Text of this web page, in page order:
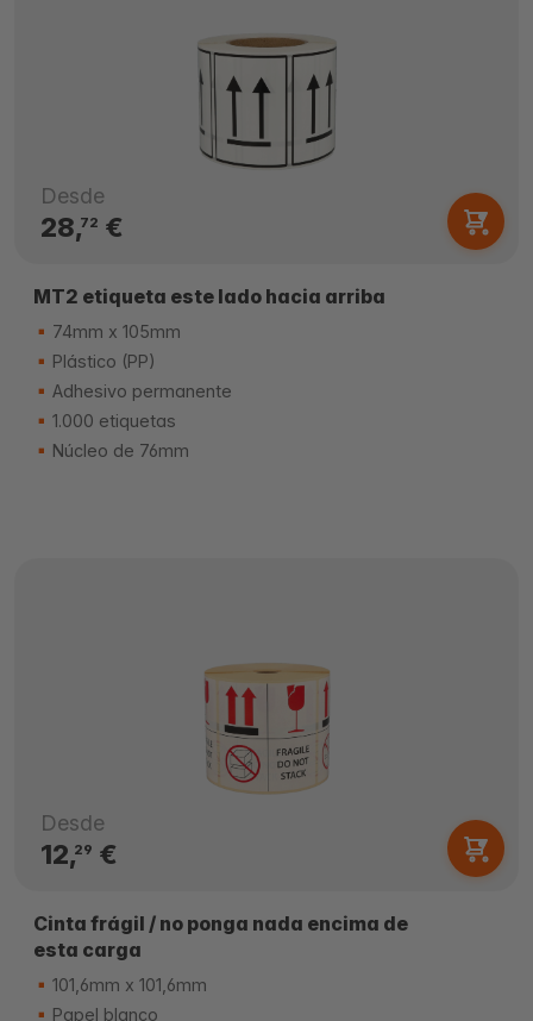
Desde
28,72 €
MT2 etiqueta este lado hacia arriba
74mm x 105mm
Plástico (PP)
Adhesivo permanente
1.000 etiquetas
Núcleo de 76mm
Desde
12,29 €
Cinta frágil / no ponga nada encima de
esta carga
101,6mm x 101,6mm
Papel blanco